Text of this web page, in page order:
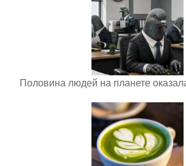
Половина людей на планете